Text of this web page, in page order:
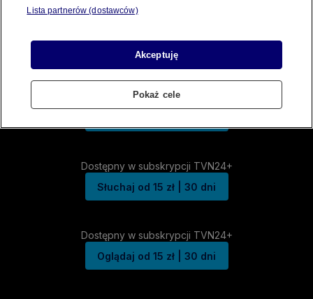
Dostępny w subskrypcji TVN24+
Dostępny w subskrypcji TVN24+
Słuchaj od 15 zł | 30 dni
Dostępny w subskrypcji TVN24+
Oglądaj od 15 zł | 30 dni
Lista partnerów (dostawców)
Akceptuję
Pokaż cele